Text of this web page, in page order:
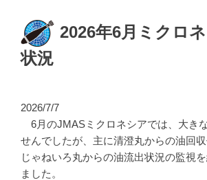
2026年6月ミクロ
状況
2026/7/7
6月のJMASミクロネシアでは、大き
せんでしたが、主に清澄丸からの油回
じゃねいろ丸からの油流出状況の監視
ました。